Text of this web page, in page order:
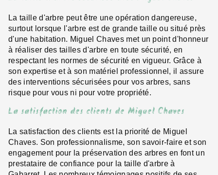
La taille d'arbre peut être une opération dangereuse,
surtout lorsque l'arbre est de grande taille ou situé près
d'une habitation. Miguel Chaves met un point d'honneur
à réaliser des tailles d'arbre en toute sécurité, en
respectant les normes de sécurité en vigueur. Grâce à
son expertise et à son matériel professionnel, il assure
des interventions sécurisées pour vos arbres, sans
risque pour vous ni pour votre propriété.
La satisfaction des clients de Miguel Chaves
La satisfaction des clients est la priorité de Miguel
Chaves. Son professionnalisme, son savoir-faire et son
engagement pour la préservation des arbres en font un
prestataire de confiance pour la taille d'arbre à